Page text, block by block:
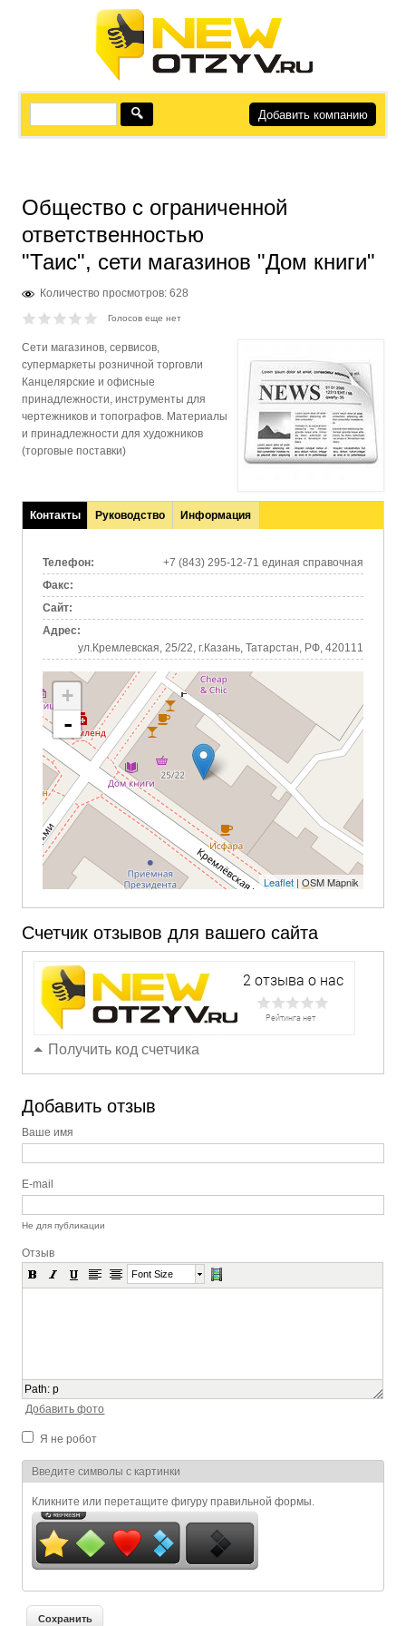
Добавить компанию
Общество с ограниченной
ответственностью
"Таис", сети магазинов "Дом книги"
Количество просмотров: 628
Голосов еще нет
Сети магазинов, сервисов,
супермаркеты розничной торговли
Канцелярские и офисные
принадлежности, инструменты для
чертежников и топографов. Материалы
и принадлежности для художников
(торговые поставки)
Контакты
(активная
Руководство Информация
Телефон:
+7 (843) 295-12-71 единая справочная
Факс:
Сайт:
Адрес:
ул.Кремлевская, 25/22, г.Казань, Татарстан, РФ, 420111
+
-
Leaflet| OSM Mapnik
Счетчик отзывов для вашего сайта
Получить код счетчика
Добавить отзыв
Ваше имя
E-mail
Не для публикации
Отзыв
Font Size
Path:p
Добавить фото
Я не робот
Я спамер
Введите символы с картинки
Кликните или перетащите фигуру правильной формы.